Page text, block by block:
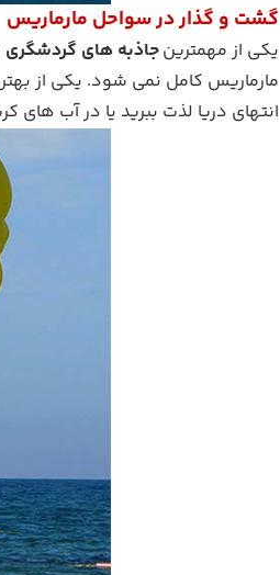
گشت و گذار در سواحل مارماریس
یکی از مهمترینجاذبه های گردشگری
مارماریس کامل نمی شود. یکی از
انتهای دریا لذت ببرید یا در آب های